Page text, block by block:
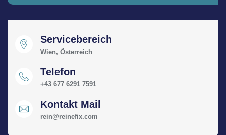
Servicebereich
Wien, Österreich
Telefon
+43 677 6291 7591
Kontakt Mail
rein@reinefix.com